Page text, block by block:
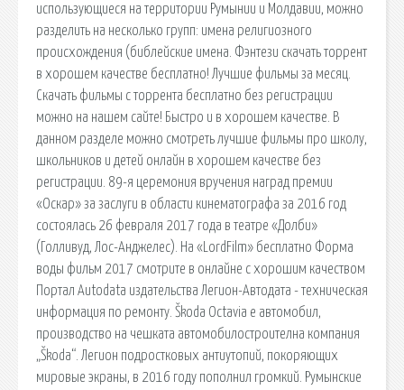
использующиеся на территории Румынии и Молдавии, можно
разделить на несколько групп: имена религиозного
происхождения (библейские имена. Фэнтези скачать торрент
в хорошем качестве бесплатно! Лучшие фильмы за месяц.
Скачать фильмы с торрента бесплатно без регистрации
можно на нашем сайте! Быстро и в хорошем качестве. В
данном разделе можно смотреть лучшие фильмы про школу,
школьников и детей онлайн в хорошем качестве без
регистрации. 89-я церемония вручения наград премии
«Оскар» за заслуги в области кинематографа за 2016 год
состоялась 26 февраля 2017 года в театре «Долби»
(Голливуд, Лос-Анджелес). На «LordFilm» бесплатно Форма
воды фильм 2017 смотрите в онлайне с хорошим качеством
Портал Autodata издательства Легион-Автодата - техническая
информация по ремонту. Škoda Octavia е автомобил,
производство на чешката автомобилостроителна компания
„Škoda“. Легион подростковых антиутопий, покоряющих
мировые экраны, в 2016 году пополнил громкий. Румынские